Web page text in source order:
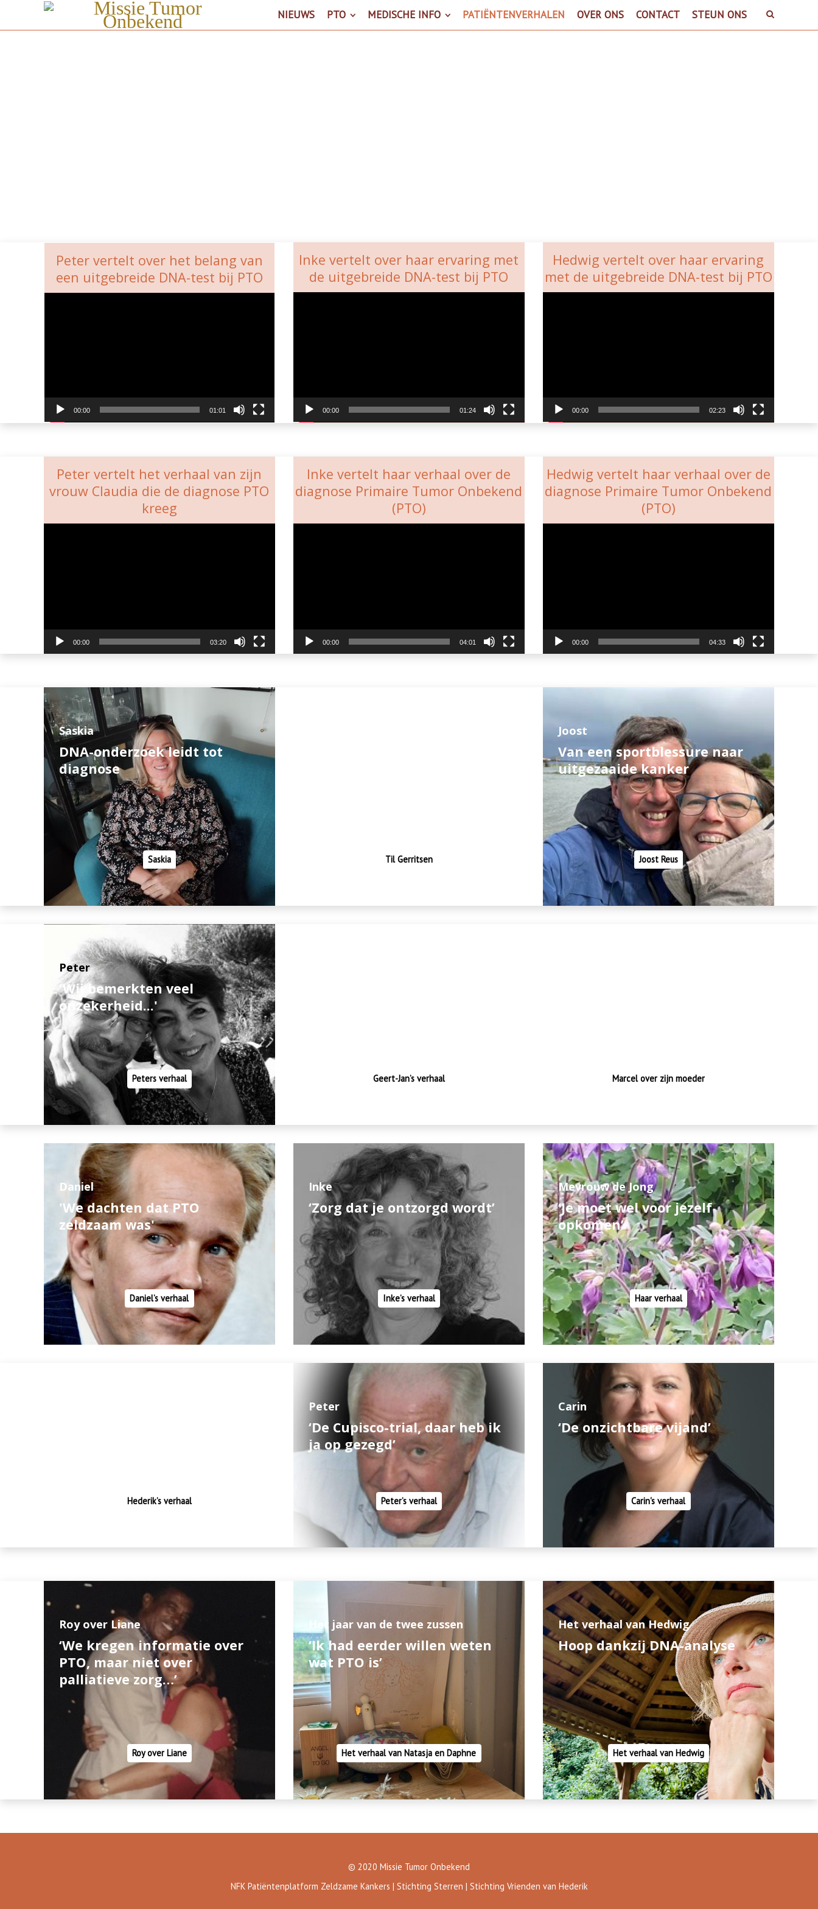
NIEUWS PTO MEDISCHE INFO PATIËNTENVERHALEN OVER ONS CONTACT STEUN ONS
Peter vertelt over het belang van
een uitgebreide DNA-test bij PTO
00:00 01:01
Inke vertelt over haar ervaring met
de uitgebreide DNA-test bij PTO
00:00 01:24
Hedwig vertelt over haar ervaring
met de uitgebreide DNA-test bij PTO
00:00 02:23
Peter vertelt het verhaal van zijn
vrouw Claudia die de diagnose PTO
kreeg
00:00 03:20
Inke vertelt haar verhaal over de
diagnose Primaire Tumor Onbekend
(PTO)
00:00 04:01
Hedwig vertelt haar verhaal over de
diagnose Primaire Tumor Onbekend
(PTO)
00:00 04:33
Saskia
DNA-onderzoek leidt tot
diagnose
Saskia Til Gerritsen
Joost
Van een sportblessure naar
uitgezaaide kanker
Joost Reus
Peter
'Wij bemerkten veel
onzekerheid...'
Peters verhaal Geert-Jan’s verhaal Marcel over zijn moeder
Daniel
'We dachten dat PTO
zeldzaam was'
Daniel’s verhaal
Inke
‘Zorg dat je ontzorgd wordt’
Inke’s verhaal
Mevrouw de Jong
‘Je moet wel voor jezelf
opkomen’
Haar verhaal
Hederik’s verhaal
Peter
‘De Cupisco-trial, daar heb ik
ja op gezegd’
Peter’s verhaal
Carin
‘De onzichtbare vijand’
Carin's verhaal
Roy over Liane
‘We kregen informatie over
PTO, maar niet over
palliatieve zorg…’
Roy over Liane
Het jaar van de twee zussen
‘Ik had eerder willen weten
wat PTO is’
Het verhaal van Natasja en Daphne
Het verhaal van Hedwig
Hoop dankzij DNA-analyse
Het verhaal van Hedwig
© 2020 Missie Tumor Onbekend
NFK Patiëntenplatform Zeldzame Kankers | Stichting Sterren | Stichting Vrienden van Hederik